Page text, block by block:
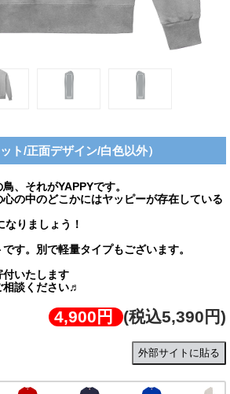
ト/正面デザイン/白色以外）
、それがYAPPYです。
の中のどこかにはヤッピーが存在している
なりましょう！
す。別で軽量タイプもございます。
いたします
談ください♬
4,900円 (税込5,390円)
外部サイトに貼る